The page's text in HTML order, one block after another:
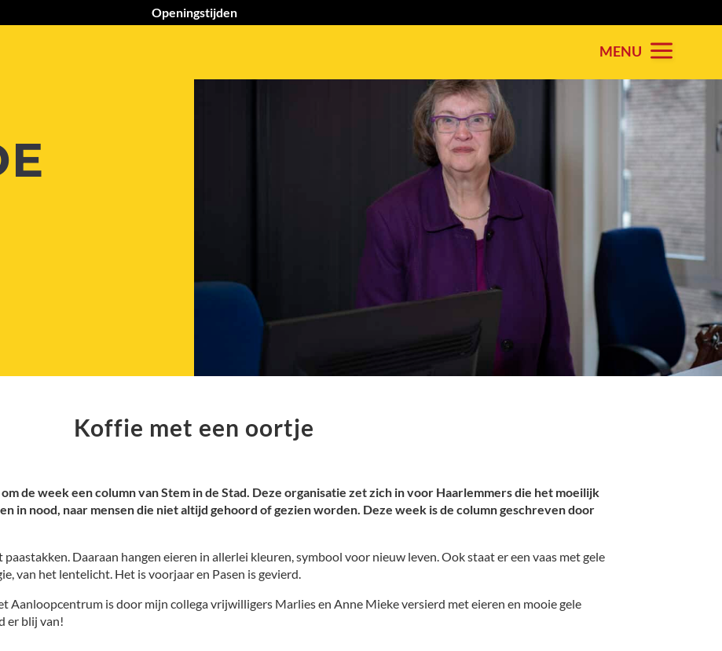
Openingstijden
Koffie met een oortje
de week een column van Stem in de Stad. Deze organisatie zet zich in voor Haarlemmers die het moeilijk
in nood, naar mensen die niet altijd gehoord of gezien worden. Deze week is de column geschreven door
Daaraan hangen eieren in allerlei kleuren, symbool voor nieuw leven. Ook staat er een vaas met gele
van het lentelicht. Het is voorjaar en Pasen is gevierd.
Aanloopcentrum is door mijn collega vrijwilligers Marlies en Anne Mieke versierd met eieren en mooie gele
er blij van!